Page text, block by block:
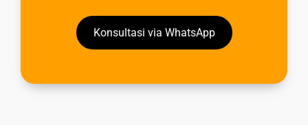
Konsultasi via WhatsApp